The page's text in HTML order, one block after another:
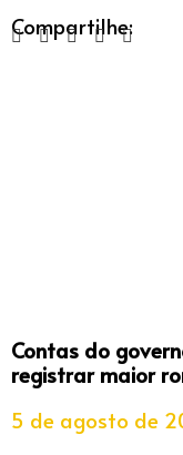
Compartilhe:
Contas do
registrar maior
5 de agosto de